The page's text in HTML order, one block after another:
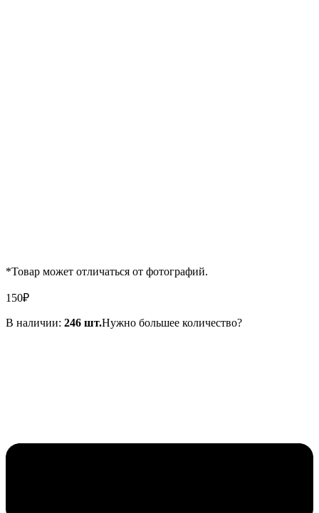
*Товар может отличаться от фотографий.
150₽
В наличии: 246 шт.Нужно большее количество?